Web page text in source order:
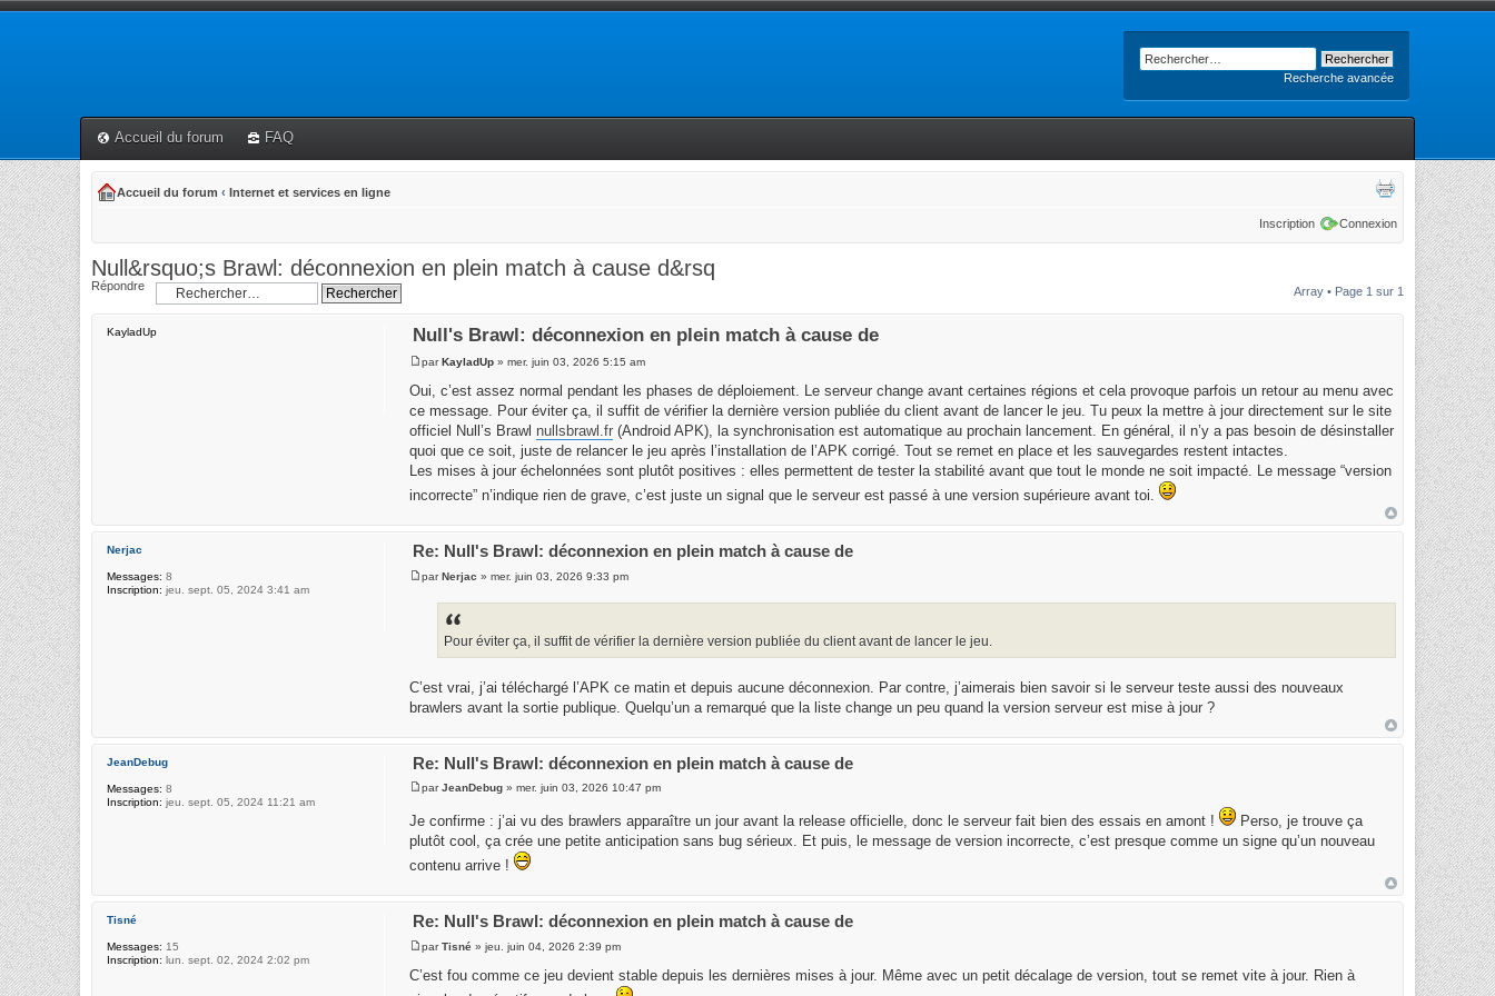
Recherche avancée
Accueil du forum FAQ
Accueil du forum ‹ Internet et services en ligne
Inscription Connexion
Null&rsquo;s Brawl: déconnexion en plein match à cause d&rsq
Répondre Array • Page 1 sur 1
Null's Brawl: déconnexion en plein match à cause de
parKayladUp » mer. juin 03, 2026 5:15 am
Oui, c’est assez normal pendant les phases de déploiement. Le serveur change avant certaines régions et cela provoque parfois un retour au menu avec
ce message. Pour éviter ça, il suffit de vérifier la dernière version publiée du client avant de lancer le jeu. Tu peux la mettre à jour directement sur le site
officiel Null’s Brawl nullsbrawl.fr (Android APK), la synchronisation est automatique au prochain lancement. En général, il n’y a pas besoin de désinstaller
quoi que ce soit, juste de relancer le jeu après l’installation de l’APK corrigé. Tout se remet en place et les sauvegardes restent intactes.
Les mises à jour échelonnées sont plutôt positives : elles permettent de tester la stabilité avant que tout le monde ne soit impacté. Le message “version
incorrecte” n’indique rien de grave, c’est juste un signal que le serveur est passé à une version supérieure avant toi.
KayladUp
Re: Null's Brawl: déconnexion en plein match à cause de
parNerjac » mer. juin 03, 2026 9:33 pm
Pour éviter ça, il suffit de vérifier la dernière version publiée du client avant de lancer le jeu.
C’est vrai, j’ai téléchargé l’APK ce matin et depuis aucune déconnexion. Par contre, j’aimerais bien savoir si le serveur teste aussi des nouveaux
brawlers avant la sortie publique. Quelqu’un a remarqué que la liste change un peu quand la version serveur est mise à jour ?
Nerjac
Messages: 8
Inscription: jeu. sept. 05, 2024 3:41 am
Re: Null's Brawl: déconnexion en plein match à cause de
parJeanDebug » mer. juin 03, 2026 10:47 pm
Je confirme : j’ai vu des brawlers apparaître un jour avant la release officielle, donc le serveur fait bien des essais en amont !
Perso, je trouve ça
plutôt cool, ça crée une petite anticipation sans bug sérieux. Et puis, le message de version incorrecte, c’est presque comme un signe qu’un nouveau
contenu arrive !
JeanDebug
Messages: 8
Inscription: jeu. sept. 05, 2024 11:21 am
Re: Null's Brawl: déconnexion en plein match à cause de
parTisné » jeu. juin 04, 2026 2:39 pm
C’est fou comme ce jeu devient stable depuis les dernières mises à jour. Même avec un petit décalage de version, tout se remet vite à jour. Rien à
Tisné
Messages: 15
Inscription: lun. sept. 02, 2024 2:02 pm